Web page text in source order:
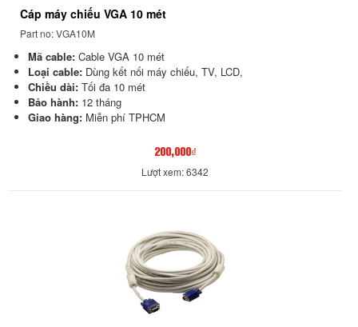
Cáp máy chiếu VGA 10 mét
Part no: VGA10M
Mã cable: Cable VGA 10 mét
Loại cable: Dùng kết nối máy chiếu, TV, LCD,
Chiều dài: Tối đa 10 mét
Bảo hành: 12 tháng
Giao hàng: Miễn phí TPHCM
200,000₫
Lượt xem: 6342